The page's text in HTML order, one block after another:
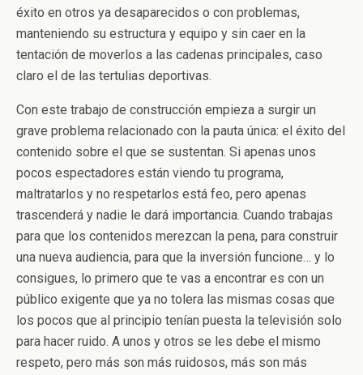
éxito en otros ya desaparecidos o con problemas,
manteniendo su estructura y equipo y sin caer en la
tentación de moverlos a las cadenas principales, caso
claro el de las tertulias deportivas.
Con este trabajo de construcción empieza a surgir un
grave problema relacionado con la pauta única: el éxito del
contenido sobre el que se sustentan. Si apenas unos
pocos espectadores están viendo tu programa,
maltratarlos y no respetarlos está feo, pero apenas
trascenderá y nadie le dará importancia. Cuando trabajas
para que los contenidos merezcan la pena, para construir
una nueva audiencia, para que la inversión funcione… y lo
consigues, lo primero que te vas a encontrar es con un
público exigente que ya no tolera las mismas cosas que
los pocos que al principio tenían puesta la televisión solo
para hacer ruido. A unos y otros se les debe el mismo
respeto, pero más son más ruidosos, más son más